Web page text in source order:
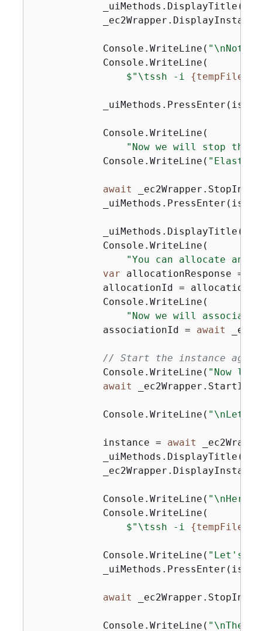
            _uiMethods.DisplayTitle(
            Console.WriteLine(
            Console.WriteLine(
$"\tssh -i {
            Console.WriteLine(
"Now we will stop the
            Console.WriteLine(
"Elastic
await
            _uiMethods.DisplayTitle(
            Console.WriteLine(
"You can allocate an
var allocationResponse =
allocationId =
            Console.WriteLine(
"Now we will
            associationId =
await
// Start the instance
            Console.WriteLine(
"Now
await
            Console.WriteLine(
"\nLet's
            instance =
await
            _uiMethods.DisplayTitle(
            Console.WriteLine(
"\nHere
            Console.WriteLine(
$"\tssh -i {
            Console.WriteLine(
"Let's
await
            Console.WriteLine(
"\nThe